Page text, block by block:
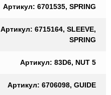
Артикул: 6701535, SPRING
Артикул: 6715164, SLEEVE,
SPRING
Артикул: 83D6, NUT 5
Артикул: 6706098, GUIDE